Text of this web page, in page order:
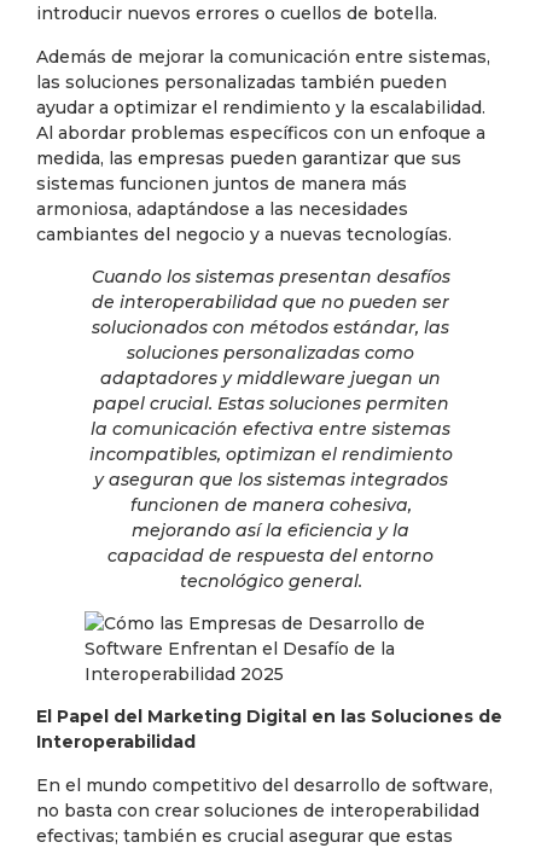
introducir nuevos errores o cuellos de botella.
Además de mejorar la comunicación entre sistemas,
las soluciones personalizadas también pueden
ayudar a optimizar el rendimiento y la escalabilidad.
Al abordar problemas específicos con un enfoque a
medida, las empresas pueden garantizar que sus
sistemas funcionen juntos de manera más
armoniosa, adaptándose a las necesidades
cambiantes del negocio y a nuevas tecnologías.
Cuando los sistemas presentan desafíos
de interoperabilidad que no pueden ser
solucionados con métodos estándar, las
soluciones personalizadas como
adaptadores y middleware juegan un
papel crucial. Estas soluciones permiten
la comunicación efectiva entre sistemas
incompatibles, optimizan el rendimiento
y aseguran que los sistemas integrados
funcionen de manera cohesiva,
mejorando así la eficiencia y la
capacidad de respuesta del entorno
tecnológico general.
El Papel del Marketing Digital en las Soluciones de
Interoperabilidad
En el mundo competitivo del desarrollo de software,
no basta con crear soluciones de interoperabilidad
efectivas; también es crucial asegurar que estas